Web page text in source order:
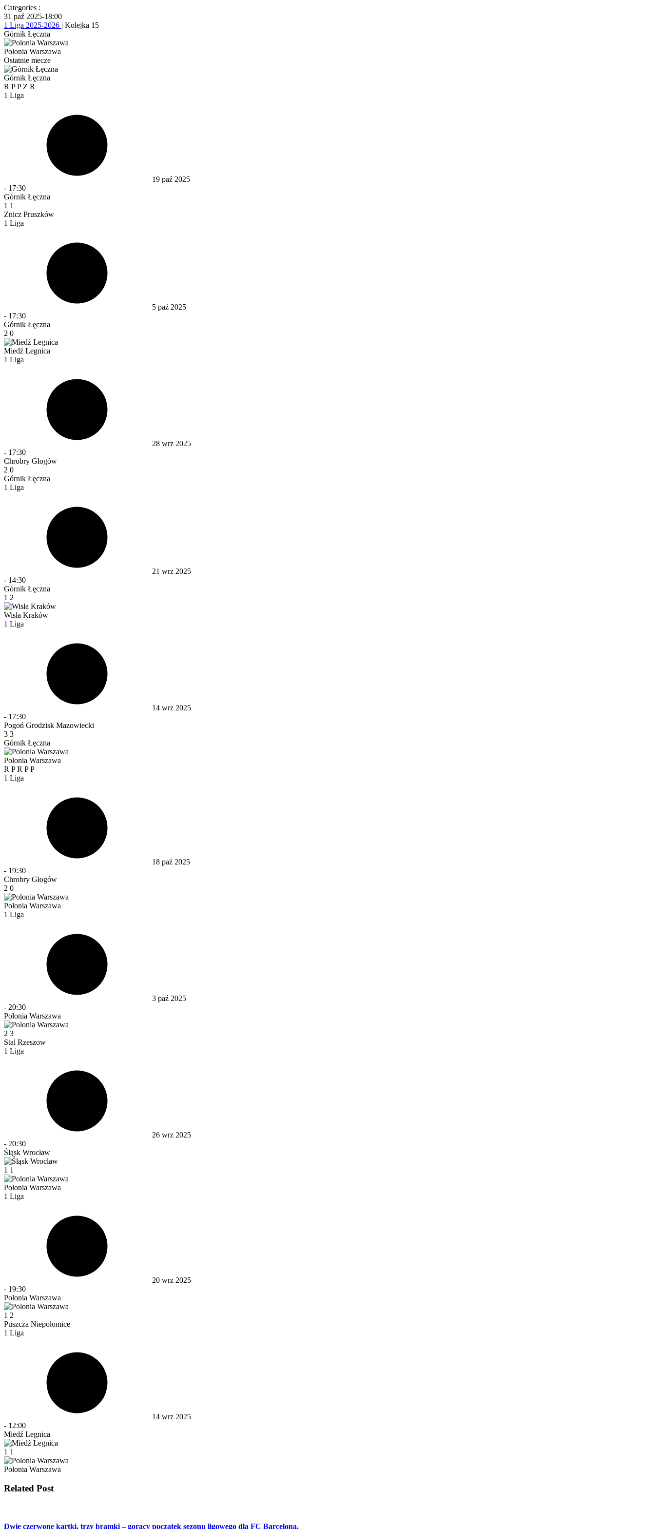
Categories :
31 paź 2025-18:00
1 Liga 2025-2026 | Kolejka 15
Górnik Łęczna
Polonia Warszawa
Ostatnie mecze
Górnik Łęczna
R PP Z R
1 Liga
19 paź 2025
- 17:30
Górnik Łęczna
1 1
Znicz Pruszków
1 Liga
5 paź 2025
- 17:30
Górnik Łęczna
2 0
Miedź Legnica
1 Liga
28 wrz 2025
- 17:30
Chrobry Głogów
2 0
Górnik Łęczna
1 Liga
21 wrz 2025
- 14:30
Górnik Łęczna
1 2
Wisła Kraków
1 Liga
14 wrz 2025
- 17:30
Pogoń Grodzisk Mazowiecki
3 3
Górnik Łęczna
Polonia Warszawa
R PR PP
1 Liga
18 paź 2025
- 19:30
Chrobry Głogów
2 0
Polonia Warszawa
1 Liga
3 paź 2025
- 20:30
Polonia Warszawa
2 3
Stal Rzeszow
1 Liga
26 wrz 2025
- 20:30
Śląsk Wrocław
1 1
Polonia Warszawa
1 Liga
20 wrz 2025
- 19:30
Polonia Warszawa
1 2
Puszcza Niepołomice
1 Liga
14 wrz 2025
- 12:00
Miedź Legnica
1 1
Polonia Warszawa
Related Post
Dwie czerwone kartki, trzy bramki – gorący początek sezonu ligowego dla FC Barcelona.